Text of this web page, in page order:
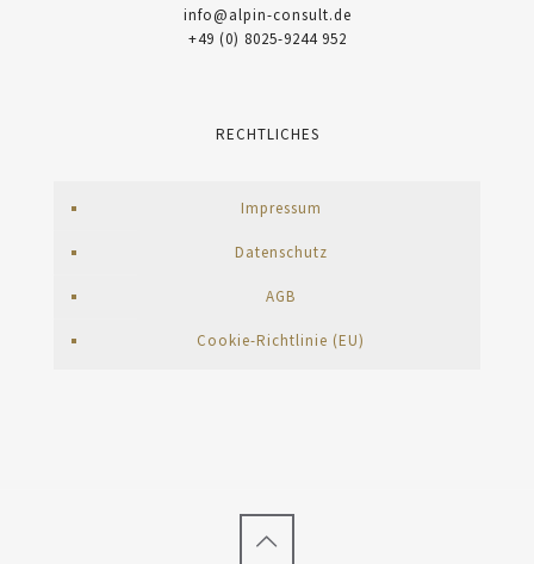
info@alpin-consult.de
+49 (0) 8025-9244 952
RECHTLICHES
Impressum
Datenschutz
AGB
Cookie-Richtlinie (EU)